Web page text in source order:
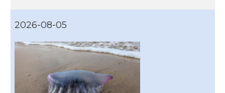
2026-08-05